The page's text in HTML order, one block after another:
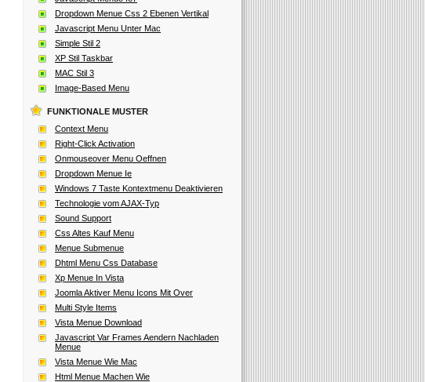
Dropdown Menue Css 2 Ebenen Vertikal
Javascript Menu Unter Mac
Simple Stil 2
XP Stil Taskbar
MAC Stil 3
Image-Based Menu
FUNKTIONALE MUSTER
Context Menu
Right-Click Activation
Onmouseover Menu Oeffnen
Dropdown Menue Ie
Windows 7 Taste Kontextmenu Deaktivieren
Technologie vom AJAX-Typ
Sound Support
Css Altes Kauf Menu
Menue Submenue
Dhtml Menu Css Database
Xp Menue In Vista
Joomla Aktiver Menu Icons Mit Over
Multi Style Items
Vista Menue Download
Javascript Var Frames Aendern Nachladen
Menue
Vista Menue Wie Mac
Html Menue Machen Wie